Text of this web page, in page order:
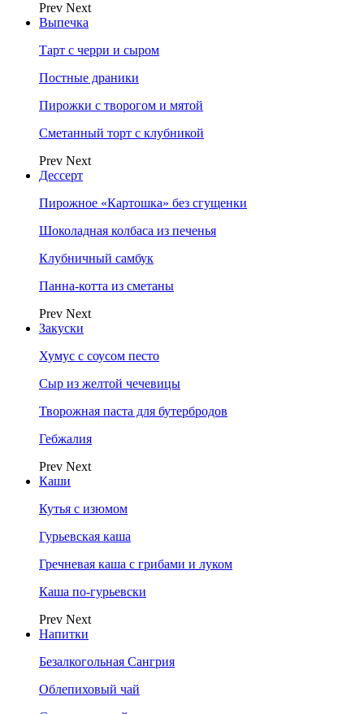
Prev Next
Выпечка
Тарт с черри и сыром
Постные драники
Пирожки с творогом и мятой
Сметанный торт с клубникой
Prev Next
Дессерт
Пирожное «Картошка» без сгущенки
Шоколадная колбаса из печенья
Клубничный самбук
Панна-котта из сметаны
Prev Next
Закуски
Хумус с соусом песто
Сыр из желтой чечевицы
Творожная паста для бутербродов
Гебжалия
Prev Next
Каши
Кутья с изюмом
Гурьевская каша
Гречневая каша с грибами и луком
Каша по-гурьевски
Prev Next
Напитки
Безалкогольная Сангрия
Облепиховый чай